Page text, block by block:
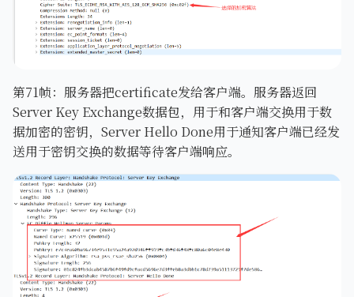
第71帧：服务器把certificate发给客户端。服务器返回
Server Key Exchange数据包，用于和客户端交换用于数
据加密的密钥，Server Hello Done用于通知客户端已经发
送用于密钥交换的数据等待客户端响应。